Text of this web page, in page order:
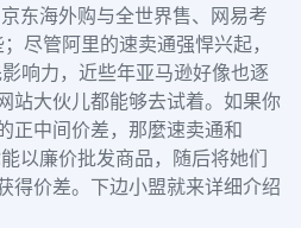
东海外购与全世界售、网易考
尽管阿里的速卖通强悍兴起，
响力，近些年亚马逊好像也逐
站大伙儿都能够去试着。如果你
正中间价差，那麼速卖通和
以廉价批发商品，随后将她们
得价差。下边小盟就来详细介绍